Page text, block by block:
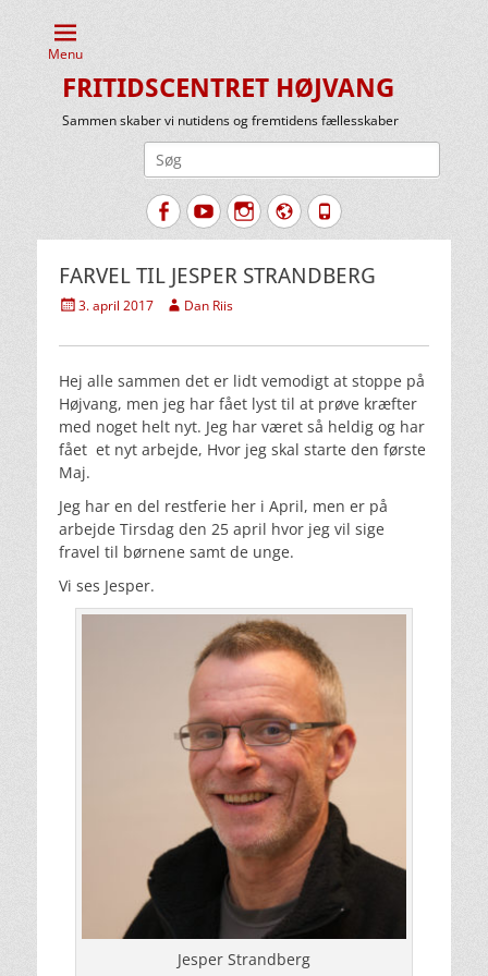
Menu
FRITIDSCENTRET HØJVANG
Sammen skaber vi nutidens og fremtidens fællesskaber
FacebookYouTubeInstagram
Website
Tlf.
FARVEL TIL JESPER STRANDBERG
Udgivet
3. april 2017 Forfatter
Dan Riis
Hej alle sammen det er lidt vemodigt at stoppe på
Højvang, men jeg har fået lyst til at prøve kræfter
med noget helt nyt. Jeg har været så heldig og har
fået et nyt arbejde, Hvor jeg skal starte den første
Maj.
Jeg har en del restferie her i April, men er på
arbejde Tirsdag den 25 april hvor jeg vil sige
fravel til børnene samt de unge.
Vi ses Jesper.
Jesper Strandberg